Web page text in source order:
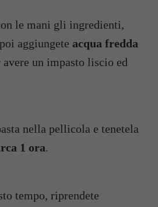
aggiungete acqua fredda
un impasto liscio ed
nella pellicola e tenetela
1 ora.